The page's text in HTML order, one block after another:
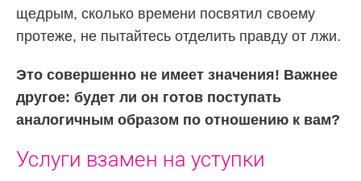
щедрым, сколько времени посвятил своему
протеже, не пытайтесь отделить правду от лжи.
Это совершенно не имеет значения! Важнее
другое: будет ли он готов поступать
аналогичным образом по отношению к вам?
Услуги взамен на уступки